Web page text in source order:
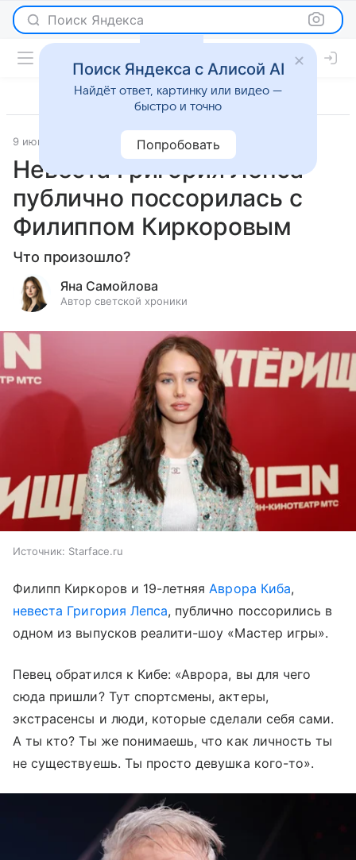
Поиск Яндекса
9 июня 2025 Светская жизнь
Невеста Григория Лепса
публично поссорилась с
Филиппом Киркоровым
Что произошло?
Яна Самойлова
Автор светской хроники
Источник: Starface.ru
Филипп Киркоров и 19-летняяАврора Киба,
невеста Григория Лепса, публично поссорились в
одном из выпусков реалити-шоу «Мастер игры».
Певец обратился к Кибе: «Аврора, вы для чего
сюда пришли? Тут спортсмены, актеры,
экстрасенсы и люди, которые сделали себя сами.
А ты кто? Ты же понимаешь, что как личность ты
не существуешь. Ты просто девушка кого-то».
Поиск Яндекса с Алисой AI
Найдёт ответ, картинку или видео —
быстро и точно
Попробовать